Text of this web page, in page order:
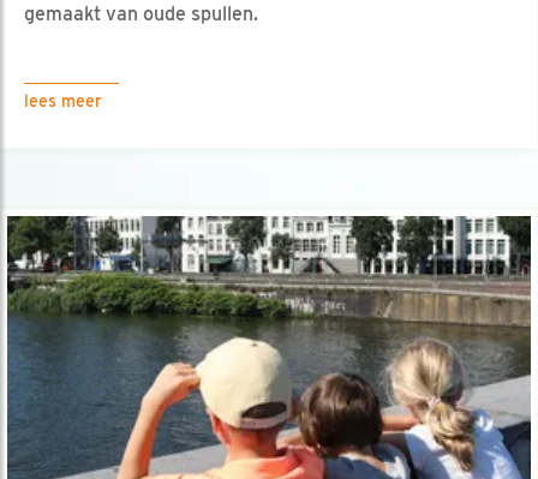
gemaakt van oude spullen.
lees meer